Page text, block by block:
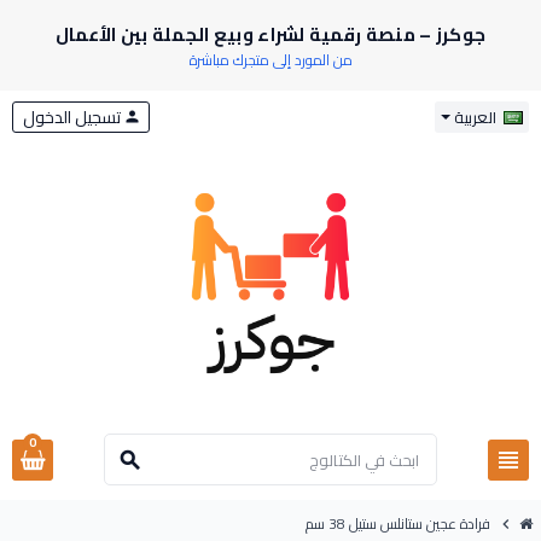
جوكرز – منصة رقمية لشراء وبيع الجملة بين الأعمال
من المورد إلى متجرك مباشرة
العربية
view_headline
search
person تسجيل الدخول
0
chevron_right فرادة عجين ستانلس ستيل 38 سم